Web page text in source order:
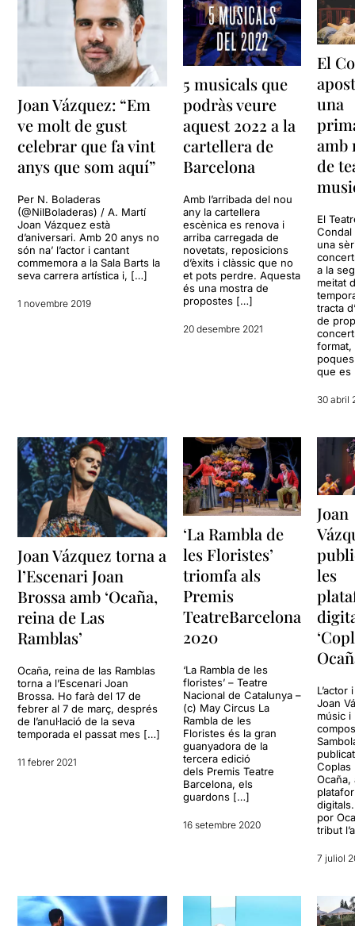
Joan Vázquez: “Em
ve molt de gust
celebrar que fa vint
anys que som aquí”
Per N. Boladeras
(@NilBoladeras) / A. Martí
Joan Vázquez està
d’aniversari. Amb 20 anys no
són na’ l’actor i cantant
commemora a la Sala Barts la
seva carrera artística i, […]
1 novembre 2019
5 musicals que
podràs veure
aquest 2022 a la
cartellera de
Barcelona
Amb l’arribada del nou
any la cartellera
escènica es renova i
arriba carregada de
novetats, reposicions
d’èxits i clàssic que no
et pots perdre. Aquesta
és una mostra de
propostes […]
20 desembre 2021
El
una
amb
de
El
una
a la
meitat
tracta
de
format,
que
30 abril
Joan Vázquez torna a
l’Escenari Joan
Brossa amb ‘Ocaña,
reina de Las
Ramblas’
Ocaña, reina de las Ramblas
torna a l’Escenari Joan
Brossa. Ho farà del 17 de
febrer al 7 de març, després
de l’anul·lació de la seva
temporada el passat mes […]
11 febrer 2021
‘La Rambla de
les Floristes’
triomfa als
Premis
TeatreBarcelona
2020
‘La Rambla de les
floristes’ – Teatre
Nacional de Catalunya –
(c) May Circus La
Rambla de les
Floristes és la gran
guanyadora de la
tercera edició
dels Premis Teatre
Barcelona, els
guardons […]
16 setembre 2020
Joan
les
L’actor
Joan
músic i
Coplas
Ocaña,
por
tribut
7 juliol